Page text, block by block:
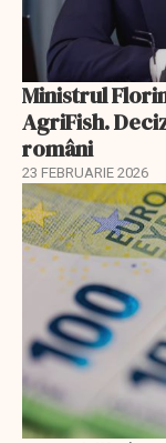
Ministrul
AgriFish.
români
23 FEBRUARIE 2026